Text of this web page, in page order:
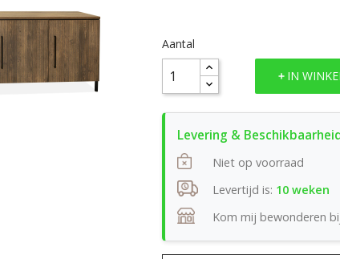
Aantal
IN
Niet op voorraad
Levertijd is: 10 weken
Kom mij bewonderen